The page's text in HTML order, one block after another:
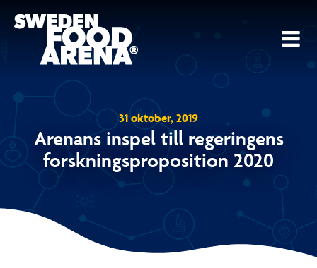
31 oktober, 2019
Arenans inspel till regeringens
forskningsproposition 2020